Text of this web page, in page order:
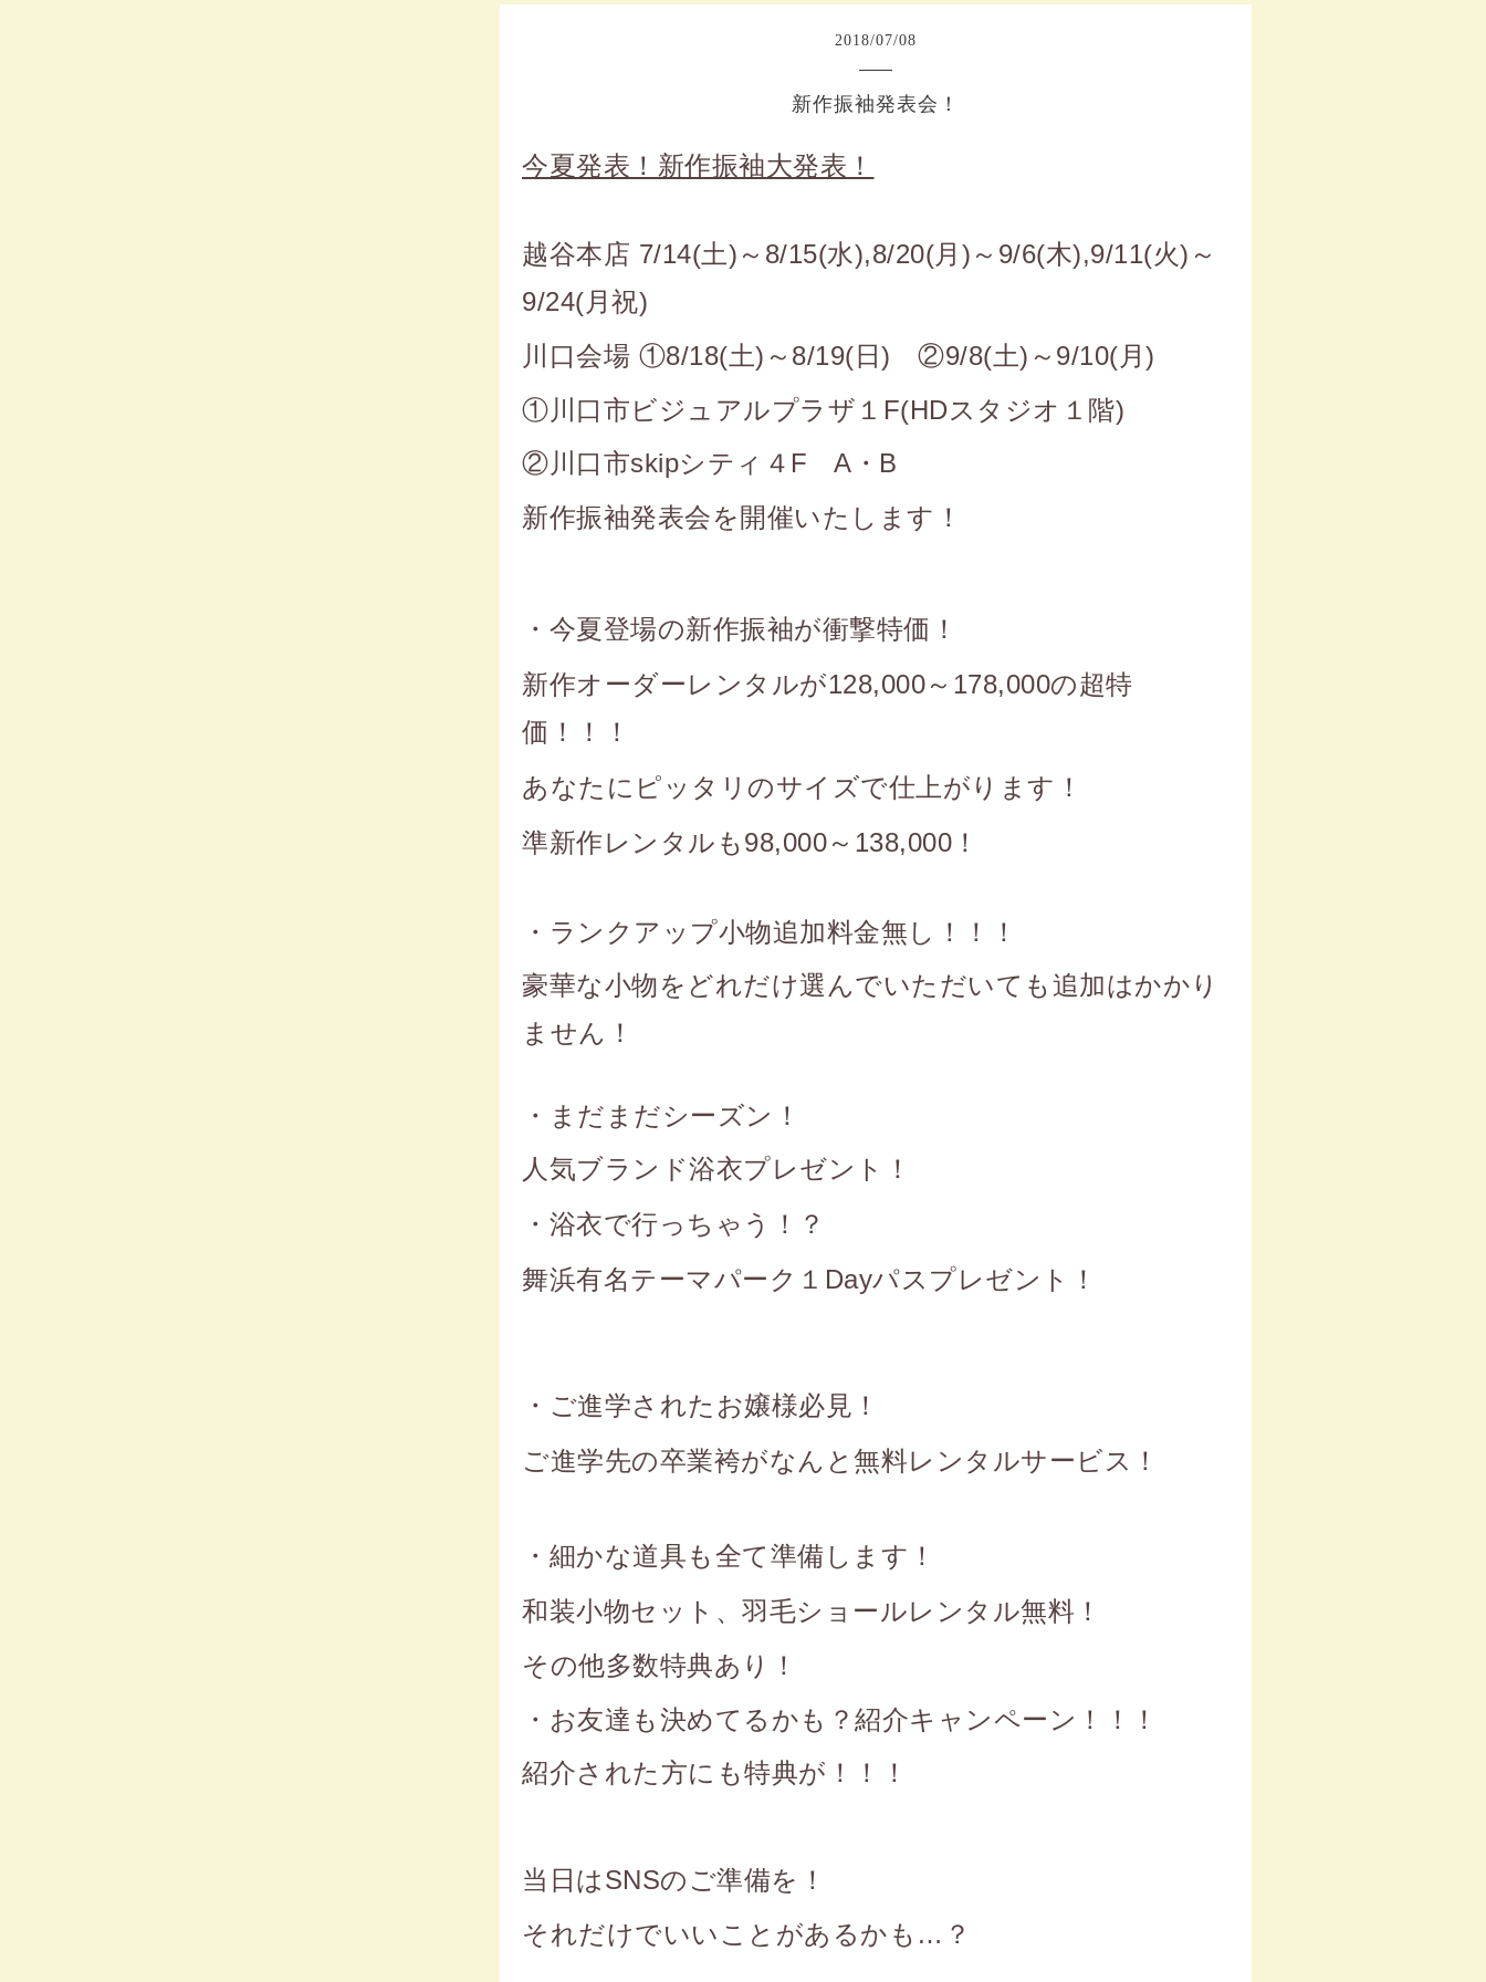
2018/07/08
新作振袖発表会！
今夏発表！新作振袖大発表！
越谷本店 7/14(土)～8/15(水),8/20(月)～9/6(木),9/11(火)～
9/24(月祝)
川口会場 ①8/18(土)～8/19(日) ②9/8(土)～9/10(月)
①川口市ビジュアルプラザ１F(HDスタジオ１階)
②川口市skipシティ４F A・B
新作振袖発表会を開催いたします！
・今夏登場の新作振袖が衝撃特価！
新作オーダーレンタルが128,000～178,000の超特
価！！！
あなたにピッタリのサイズで仕上がります！
準新作レンタルも98,000～138,000！
・ランクアップ小物追加料金無し！！！
豪華な小物をどれだけ選んでいただいても追加はかかり
ません！
・まだまだシーズン！
人気ブランド浴衣プレゼント！
・浴衣で行っちゃう！？
舞浜有名テーマパーク１Dayパスプレゼント！
・ご進学された お嬢様必見！
ご進学先の卒業袴がなんと無料レンタルサービス！
・細かな道具も全て準備します！
和装小物セット、羽毛ショールレンタル無料！
その他多数特典あり！
・お友達も決めてるかも？紹介キャンペーン！！！
紹介された方にも特典が！！！
当日はSNSのご準備を！
それだけでいいことがあるかも…？